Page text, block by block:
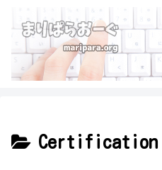
Certification